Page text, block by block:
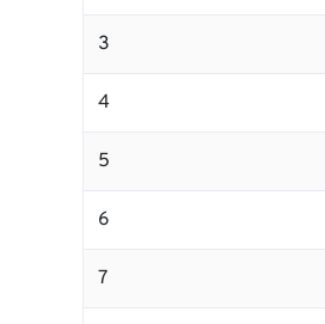
3
4
5
6
7